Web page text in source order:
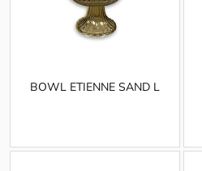
BOWL ETIENNE SAND L